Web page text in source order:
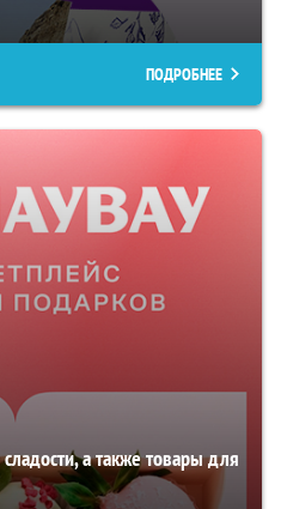
ПОДРОБНЕЕ
а также товары для